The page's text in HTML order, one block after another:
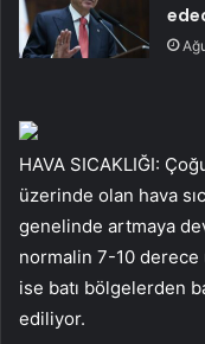
HAVA SICAKLIĞI:
üzerinde olan hava
genelinde artmaya
normalin 7-10 derece
ise batı bölgelerden
ediliyor.